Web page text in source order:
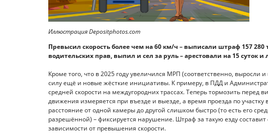
Иллюстрация Depositphotos.com
Превысил скорость более чем на 60 км/ч – выписали штраф 157
водительских прав, выпил и сел за руль – арестовали на 15 суток
Кроме того, что в 2025 году увеличился МРП (соответственно,
силу ещё и новые жёсткие инициативы. К примеру, в ПДД и
средней скорости на междугородних трассах. Теперь тормозить перед
движения измеряется при въезде и выезде, а время проезда по
расстояние от одной камеры до другой слишком быстро (то есть его
разрешённой) – фиксируется нарушение. Штраф за такую езду
зависимости от превышения скорости.